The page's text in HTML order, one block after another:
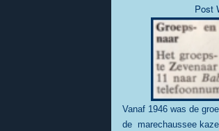
Post
Vanaf 1946 was de
de marechaussee